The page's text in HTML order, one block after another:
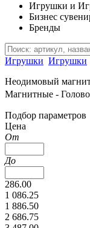
Игрушки и
Бизнес
Бренды
Игрушки Игрушки
Неодимовый
Магнитные -
Подбор параметров
Цена
От
До
286.00
1 086.25
1 886.50
2 686.75